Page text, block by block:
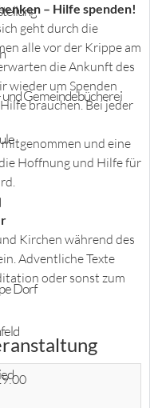
Gemeindebücherei
Dorf
– Hilfe spenden!
geht durch die
alle vor der Krippe am
die Ankunft des
wieder um Spenden
brauchen. Bei jeder
und eine
Hoffnung und Hilfe für
Kirchen während des
Adventliche Texte
oder sonst zum